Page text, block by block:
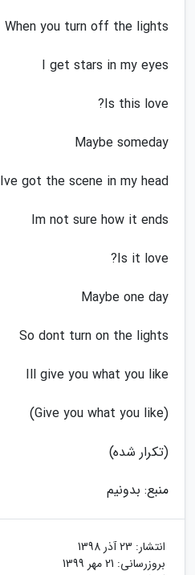
When you turn off the lights
I get stars in my eyes
Is this love?
Maybe someday
Ive got the scene in my head
Im not sure how it ends
Is it love?
Maybe one day
So dont turn on the lights
Ill give you what you like
(Give you what you like)
(تکرار شده)
منبع: بدونیم
انتشار: 23 آذر 1398
بروزرسانی: 21 مهر 1399